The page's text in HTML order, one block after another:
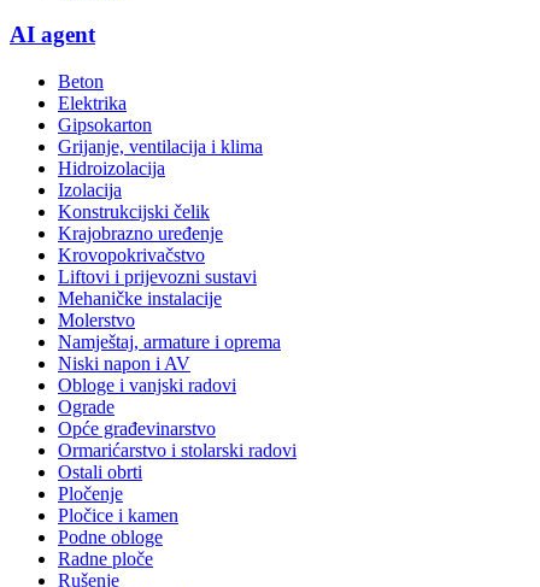
AI agent
Beton
Elektrika
Gipsokarton
Grijanje, ventilacija i klima
Hidroizolacija
Izolacija
Konstrukcijski čelik
Krajobrazno uređenje
Krovopokrivačstvo
Liftovi i prijevozni sustavi
Mehaničke instalacije
Molerstvo
Namještaj, armature i oprema
Niski napon i AV
Obloge i vanjski radovi
Ograde
Opće građevinarstvo
Ormarićarstvo i stolarski radovi
Ostali obrti
Pločenje
Pločice i kamen
Podne obloge
Radne ploče
Rušenje